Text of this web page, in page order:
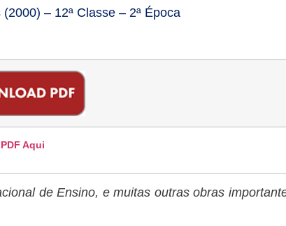
– 12ª Classe – 2ª Época
Aqui
de Ensino, e muitas outras obras